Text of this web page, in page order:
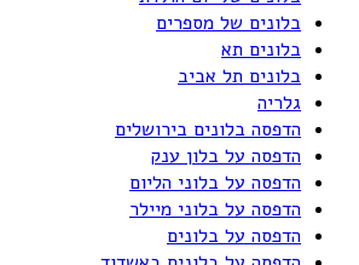
בלונים של מספרים
בלונים תא
בלונים תל אביב
גלריה
הדפסה בלונים בירושלים
הדפסה על בלון ענק
הדפסה על בלוני הליום
הדפסה על בלוני מיילר
הדפסה על בלונים